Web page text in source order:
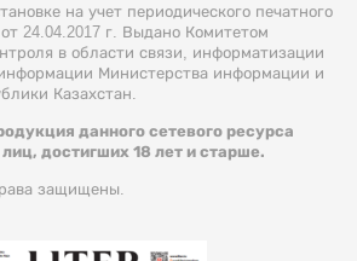
на учет периодического печатного
24.04.2017 г. Выдано Комитетом
в области связи, информатизации
Министерства информации и
Казахстан.
данного сетевого ресурса
достигших 18 лет и старше.
защищены.